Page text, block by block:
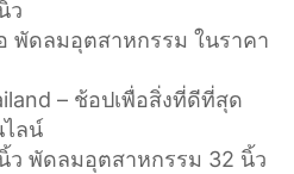
ว
พัดลมอุตสาหกรรม ในราคา
– ช้อปเพื่อสิ่งที่ดีที่สุด
ลน์
พัดลมอุตสาหกรรม 32 นิ้ว